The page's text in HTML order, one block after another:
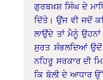
ਗੁਰਬਖ਼ਸ਼ ਸਿੰਘ ਦੇ
ਦਿੱਤੇ। ਉਂਜ ਵੀ ਜਦੋਂ
ਲਾਉਂਦੇ ਤਾਂ ਮੈਨੂੰ
ਸੁਰਤ ਸੰਭਲਦਿਆਂ ਉਦੋਂ
ਨਹਿਰੂ ਸਰਕਾਰ ਦੀ
ਕਿ ਬੋਲੀ ਦੇ ਆਧਾਰ